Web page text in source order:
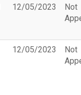
12/05/2023
Not
12/05/2023
Not